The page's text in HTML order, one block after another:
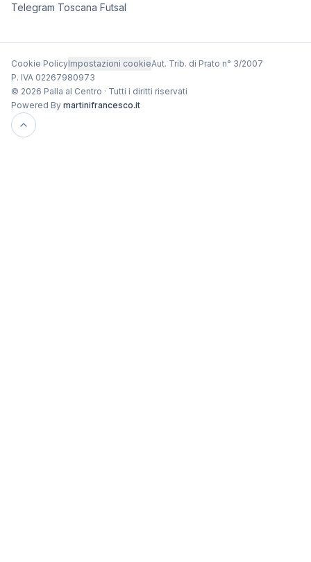
Telegram Toscana Futsal
Cookie PolicyImpostazioni cookieAut. Trib. di Prato n° 3/2007
P. IVA 02267980973
© 2026 Palla al Centro · Tutti i diritti riservati
Powered By martinifrancesco.it